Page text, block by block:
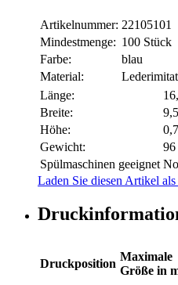
Artikelnummer: 22105101
Mindestmenge: 100 Stück
Farbe:
blau
Material:
Lederimitat
Länge:
Breite:
Höhe:
Gewicht:
96
Spülmaschinen geeignet No
Laden Sie diesen Artikel
Druckposition
Maximale
Größe in